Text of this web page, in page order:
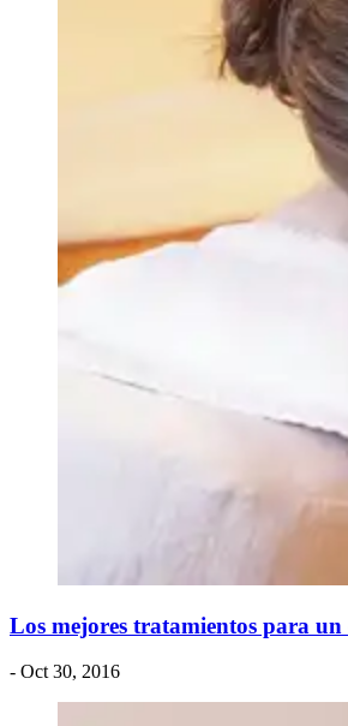
Los mejores tratamientos para un
- Oct 30, 2016